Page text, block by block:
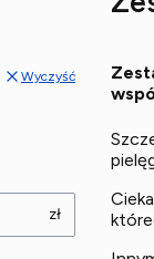
Wyczyść
zł